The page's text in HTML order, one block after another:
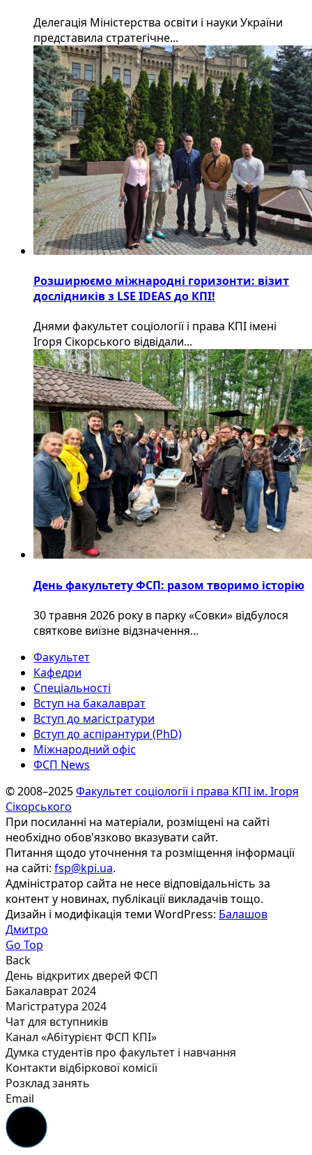
Делегація Міністерства освіти і науки України
представила стратегічне...
Розширюємо міжнародні горизонти: візит
дослідників з LSE IDEAS до КПІ!
Днями факультет соціології і права КПІ імені
Ігоря Сікорського відвідали...
День факультету ФСП: разом творимо історію
30 травня 2026 року в парку «Совки» відбулося
святкове виїзне відзначення...
Факультет
Кафедри
Спеціальності
Вступ на бакалаврат
Вступ до магістратури
Вступ до аспірантури (PhD)
Міжнародний офіс
ФСП News
© 2008–2025Факультет соціології і права КПІ ім. Ігоря
Сікорського
При посиланні на матеріали, розміщені на сайті
необхідно обов'язково вказувати сайт.
Питання щодо уточнення та розміщення інформації
на сайті: fsp@kpi.ua.
Адміністратор сайта не несе відповідальність за
контент у новинах, публікації викладачів тощо.
Дизайн і модифікація теми WordPress: Балашов
Дмитро
Go Top
Back
День відкритих дверей ФСП
Бакалаврат 2024
Магістратура 2024
Чат для вступників
Канал «Абітурієнт ФСП КПІ»
Думка студентів про факультет і навчання
Контакти відбіркової комісії
Розклад занять
Email